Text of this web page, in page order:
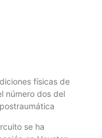
físicas de
número dos del
se ha